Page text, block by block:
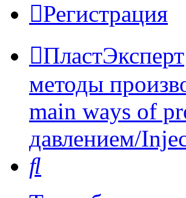
Регистрация
ПластЭксперт
методы
main ways of
давлением/